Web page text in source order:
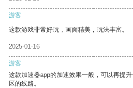
游客
这款游戏非常好玩，画面精美，玩法丰富。
2025-01-16
游客
这款加速器app的加速效果一般，可以再提
区的线路。